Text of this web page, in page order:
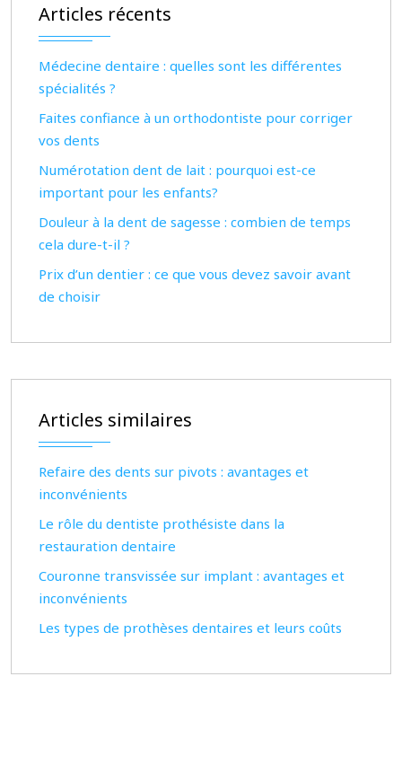
Articles récents
Médecine dentaire : quelles sont les différentes
spécialités ?
Faites confiance à un orthodontiste pour corriger
vos dents
Numérotation dent de lait : pourquoi est-ce
important pour les enfants?
Douleur à la dent de sagesse : combien de temps
cela dure-t-il ?
Prix d’un dentier : ce que vous devez savoir avant
de choisir
Articles similaires
Refaire des dents sur pivots : avantages et
inconvénients
Le rôle du dentiste prothésiste dans la
restauration dentaire
Couronne transvissée sur implant : avantages et
inconvénients
Les types de prothèses dentaires et leurs coûts